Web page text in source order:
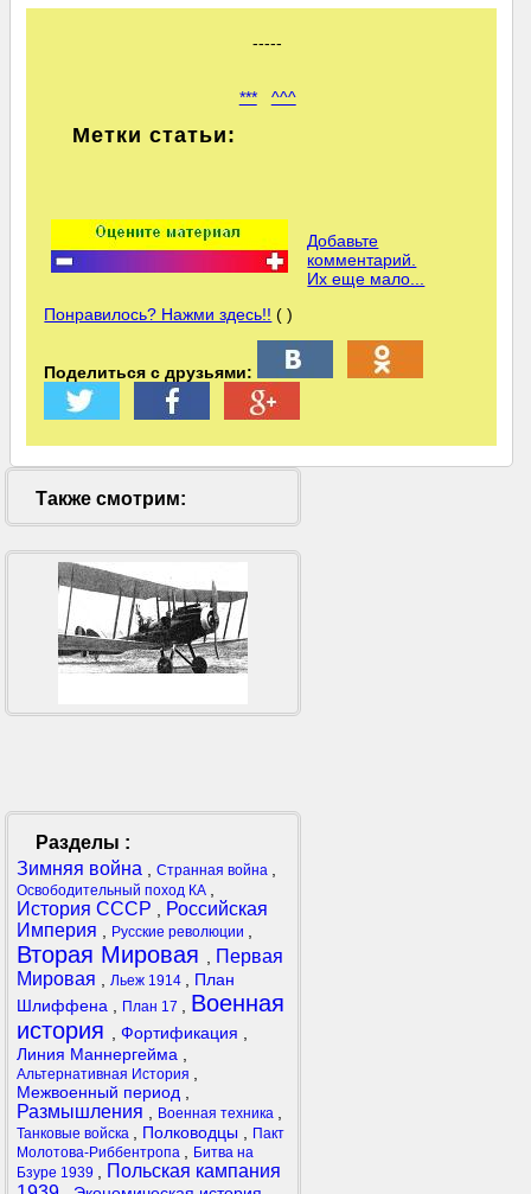
-----
*** ^^^
Метки статьи:
Добавьте
комментарий.
Их еще мало...
Понравилось? Нажми здесь!! ( )
Поделиться с друзьями:
Также смотрим:
Разделы :
Зимняя война
Странная война
Освободительный поход КА
История СССР
Российская
Империя
Русские революции
Вторая Мировая
Первая
Мировая
Льеж 1914
План
Шлиффена
План 17
Военная
история
Фортификация
Линия Маннергейма
Альтернативная История
Межвоенный период
Размышления Военная техника
Танковые войска Полководцы
Пакт
Молотова-Риббентропа
Битва на
Бзуре 1939
Польская кампания